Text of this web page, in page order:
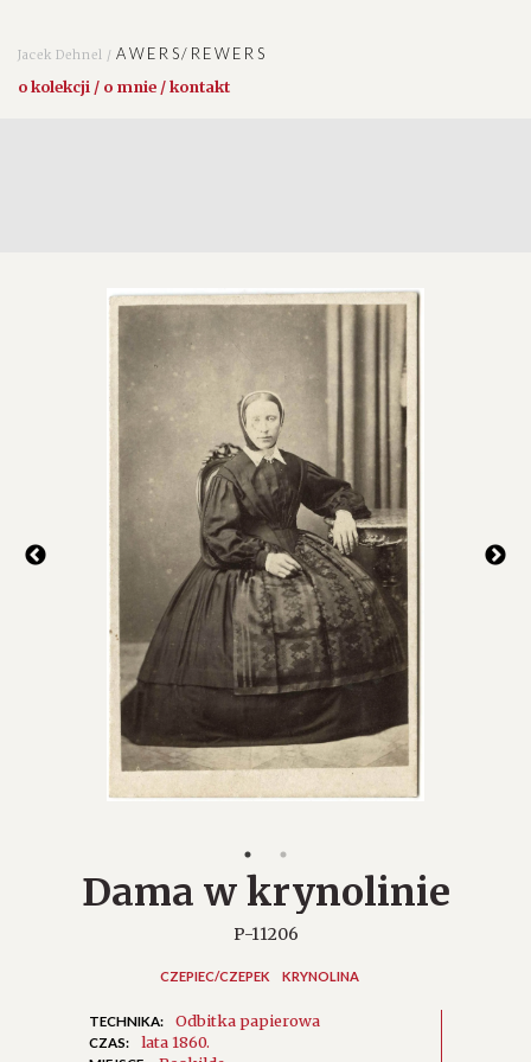
Jacek Dehnel /AWERS/REWERS
o kolekcji / o mnie / kontakt
Dama w krynolinie
P-11206
CZEPIEC/CZEPEK KRYNOLINA
TECHNIKA: Odbitka papierowa
CZAS: lata 1860.